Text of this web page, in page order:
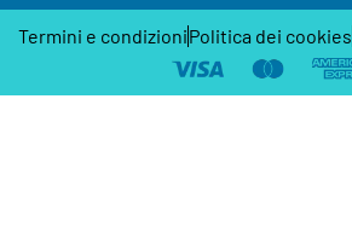
Termini e condizioniPolitica dei cookies